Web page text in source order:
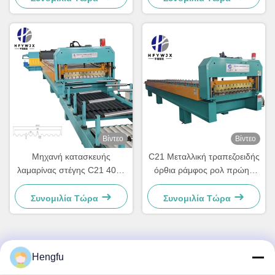
διαμόρφωσης 12-15μ/λεπτό
Βίντεο
Μηχανή κατασκευής
λαμαρίνας στέγης C21 40M/
λεπτό, πάχος υλικού 0.3-
0.8mm, σύστημα ελέγχου
PLC
Συνομιλία Τώρα
Βίντεο
C21 Μεταλλική τραπεζοειδής
όρθια ράμφος ρολ πρώην
μηχανή με σύστημα ελέγχου
PLC και ταχύτητα
σχηματισμού 40M / min
Συνομιλία Τώρα
Γρήγορη επαφή
Hengfu